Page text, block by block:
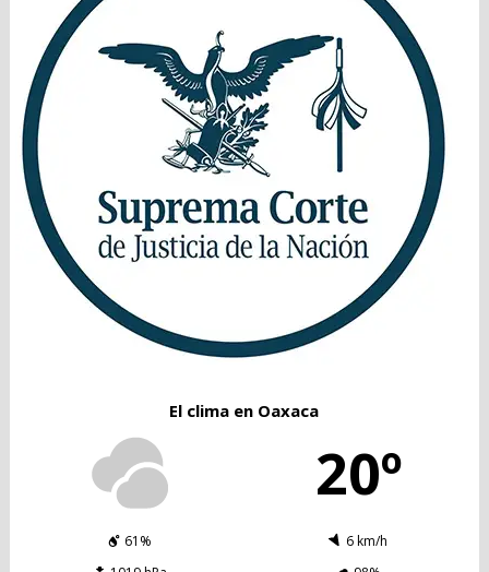
El clima en Oaxaca
20º
61%
6 km/h